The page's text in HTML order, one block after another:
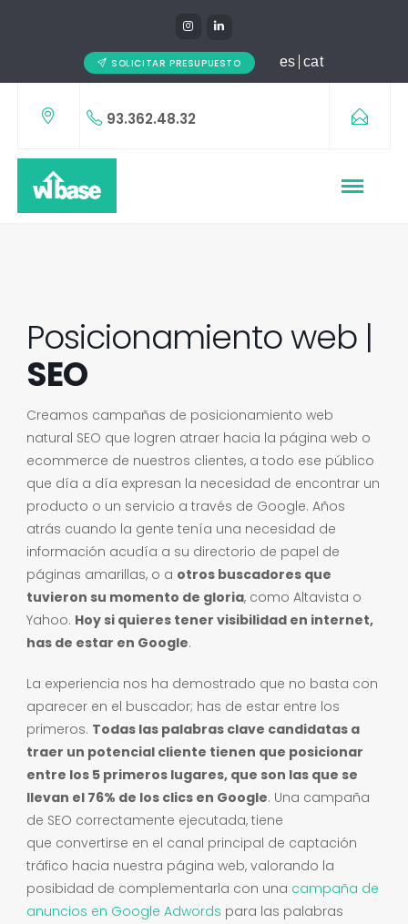
SOLICITAR PRESUPUESTO es cat
93.362.48.32
Posicionamiento web |
SEO
Creamos campañas de posicionamiento web
natural SEO que logren atraer hacia la página web o
ecommerce de nuestros clientes, a todo ese público
que día a día expresan la necesidad de encontrar un
producto o un servicio a través de Google. Años
atrás cuando la gente tenía una necesidad de
información acudía a su directorio de papel de
páginas amarillas, o a otros buscadores que
tuvieron su momento de gloria, como Altavista o
Yahoo. Hoy si quieres tener visibilidad en internet,
has de estar en Google.
La experiencia nos ha demostrado que no basta con
aparecer en el buscador; has de estar entre los
primeros. Todas las palabras clave candidatas a
traer un potencial cliente tienen que posicionar
entre los 5 primeros lugares, que son las que se
llevan el 76% de los clics en Google. Una campaña
de SEO correctamente ejecutada, tiene
que convertirse en el canal principal de captación
tráfico hacia nuestra página web, valorando la
posibidad de complementarla con una campaña de
anuncios en Google Adwords para las palabras